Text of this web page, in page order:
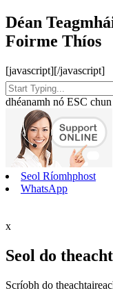
Déan
Foirme Thíos
[javascript][/javascript]
dhéanamh nó ESC
Seol Ríomhphost
WhatsApp
x
Seol do
Scríobh do